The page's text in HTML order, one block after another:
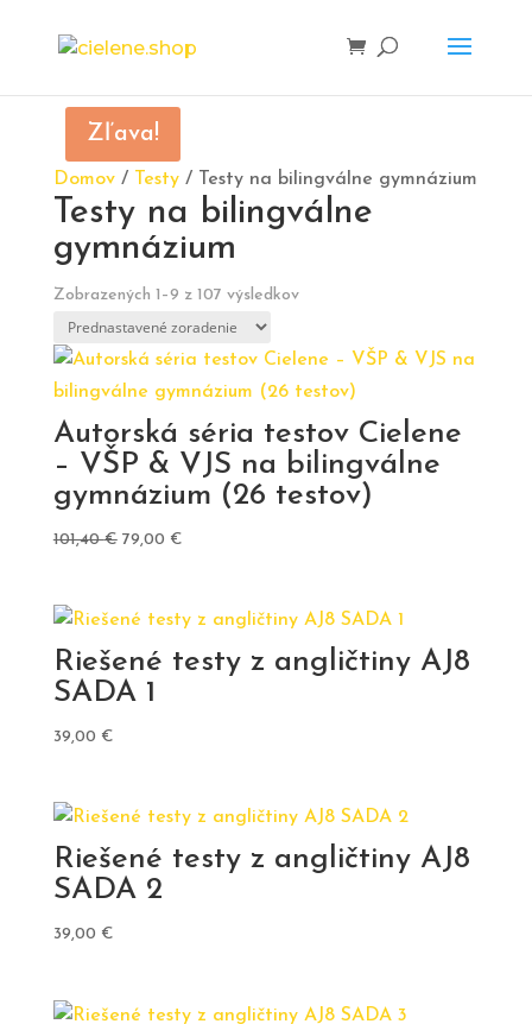
Domov/ Testy/ Testy na bilingválne gymnázium
Testy na bilingválne
gymnázium
Zobrazených 1–9 z 107 výsledkov
Zľava!
Autorská séria testov Cielene
– VŠP & VJS na bilingválne
gymnázium (26 testov)
101,40€ Pôvodná
101,40 €.
79,00 €Aktuálna
79,00 €.
Riešené testy z angličtiny AJ8
SADA 1
39,00 €
Riešené testy z angličtiny AJ8
SADA 2
39,00 €